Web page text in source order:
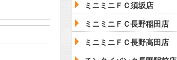
ミニミニＦＣ須坂店
ミニミニＦＣ長野稲田店
ミニミニＦＣ長野高田店